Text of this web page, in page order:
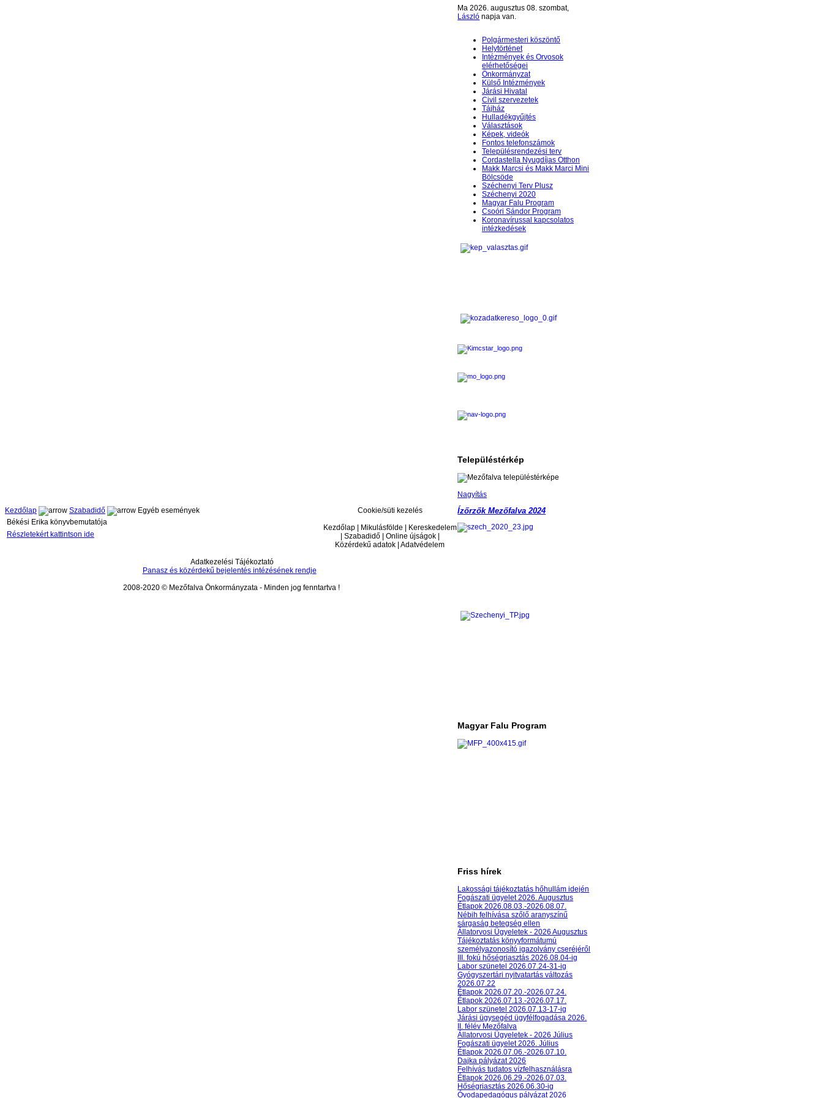
Ma 2026. augusztus 08. szombat,
László napja van.
Polgármesteri köszöntő
Helytörténet
Intézmények és Orvosok
elérhetőségei
Önkormányzat
Külső Intézmények
Járási Hivatal
Civil szervezetek
Tájház
Hulladékgyűjtés
Választások
Képek, videók
Fontos telefonszámok
Településrendezési terv
Cordastella Nyugdíjas Otthon
Makk Marcsi és Makk Marci Mini
Bölcsöde
Széchenyi Terv Plusz
Széchenyi 2020
Magyar Falu Program
Csoóri Sándor Program
Koronavírussal kapcsolatos
intézkedések
Településtérkép
Nagyítás
Kezdőlap
Szabadidő
Egyéb események
Békési Erika könyvbemutatója
Részletekért kattintson ide
Ízőrzők Mezőfalva 2024
Magyar Falu Program
Friss hírek
Lakossági tájékoztatás hőhullám idején
Fogászati ügyelet 2026. Augusztus
Étlapok 2026.08.03.-2026.08.07.
Nébih felhívása szőlő aranyszínű
sárgaság betegség ellen
Állatorvosi Ügyeletek - 2026 Augusztus
Tájékoztatás könyvformátumú
személyazonosító igazolvány cseréjéről
III. fokú hőségriasztás 2026.08.04-ig
Labor szünetel 2026.07.24-31-ig
Gyógyszertári nyitvatartás változás
2026.07.22
Étlapok 2026.07.20.-2026.07.24.
Étlapok 2026.07.13.-2026.07.17.
Labor szünetel 2026.07.13-17-ig
Járási ügysegéd ügyfélfogadása 2026.
II. félév Mezőfalva
Állatorvosi Ügyeletek - 2026 Július
Fogászati ügyelet 2026. Július
Étlapok 2026.07.06.-2026.07.10.
Dajka pályázat 2026
Felhívás tudatos vízfelhasználásra
Étlapok 2026.06.29.-2026.07.03.
Hőségriasztás 2026.06.30-ig
Óvodapedagógus pályázat 2026
Cookie/süti kezelés
Kezdőlap | Mikulásfölde | Kereskedelem
| Szabadidő | Online újságok |
Közérdekű adatok | Adatvédelem
Adatkezelési Tájékoztató
Panasz és közérdekű bejelentés intézésének rendje
2008-2020 © Mezőfalva Önkormányzata - Minden jog fenntartva !